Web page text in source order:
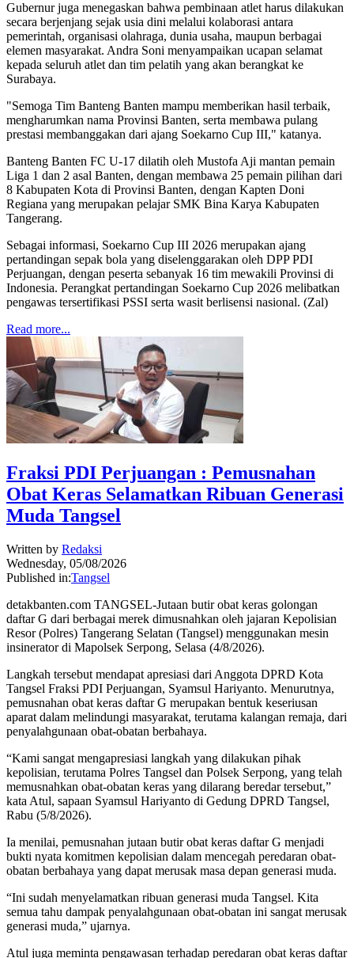
Gubernur juga menegaskan bahwa pembinaan atlet harus dilakukan
secara berjenjang sejak usia dini melalui kolaborasi antara
pemerintah, organisasi olahraga, dunia usaha, maupun berbagai
elemen masyarakat. Andra Soni menyampaikan ucapan selamat
kepada seluruh atlet dan tim pelatih yang akan berangkat ke
Surabaya.
"Semoga Tim Banteng Banten mampu memberikan hasil terbaik,
mengharumkan nama Provinsi Banten, serta membawa pulang
prestasi membanggakan dari ajang Soekarno Cup III," katanya.
Banteng Banten FC U-17 dilatih oleh Mustofa Aji mantan pemain
Liga 1 dan 2 asal Banten, dengan membawa 25 pemain pilihan dari
8 Kabupaten Kota di Provinsi Banten, dengan Kapten Doni
Regiana yang merupakan pelajar SMK Bina Karya Kabupaten
Tangerang.
Sebagai informasi, Soekarno Cup III 2026 merupakan ajang
pertandingan sepak bola yang diselenggarakan oleh DPP PDI
Perjuangan, dengan peserta sebanyak 16 tim mewakili Provinsi di
Indonesia. Perangkat pertandingan Soekarno Cup 2026 melibatkan
pengawas tersertifikasi PSSI serta wasit berlisensi nasional. (Zal)
Read more...
Fraksi PDI Perjuangan : Pemusnahan
Obat Keras Selamatkan Ribuan Generasi
Muda Tangsel
Written by Redaksi
Wednesday, 05/08/2026
Published in:Tangsel
detakbanten.com TANGSEL-Jutaan butir obat keras golongan
daftar G dari berbagai merek dimusnahkan oleh jajaran Kepolisian
Resor (Polres) Tangerang Selatan (Tangsel) menggunakan mesin
insinerator di Mapolsek Serpong, Selasa (4/8/2026).
Langkah tersebut mendapat apresiasi dari Anggota DPRD Kota
Tangsel Fraksi PDI Perjuangan, Syamsul Hariyanto. Menurutnya,
pemusnahan obat keras daftar G merupakan bentuk keseriusan
aparat dalam melindungi masyarakat, terutama kalangan remaja, dari
penyalahgunaan obat-obatan berbahaya.
“Kami sangat mengapresiasi langkah yang dilakukan pihak
kepolisian, terutama Polres Tangsel dan Polsek Serpong, yang telah
memusnahkan obat-obatan keras yang dilarang beredar tersebut,”
kata Atul, sapaan Syamsul Hariyanto di Gedung DPRD Tangsel,
Rabu (5/8/2026).
Ia menilai, pemusnahan jutaan butir obat keras daftar G menjadi
bukti nyata komitmen kepolisian dalam mencegah peredaran obat-
obatan berbahaya yang dapat merusak masa depan generasi muda.
“Ini sudah menyelamatkan ribuan generasi muda Tangsel. Kita
semua tahu dampak penyalahgunaan obat-obatan ini sangat merusak
generasi muda,” ujarnya.
Atul juga meminta pengawasan terhadap peredaran obat keras daftar